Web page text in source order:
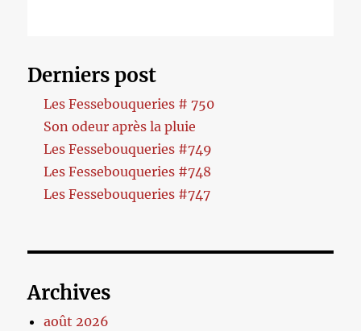
Derniers post
Les Fessebouqueries # 750
Son odeur après la pluie
Les Fessebouqueries #749
Les Fessebouqueries #748
Les Fessebouqueries #747
Archives
août 2026